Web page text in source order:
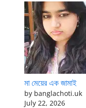
মা মেয়ের এক জামাই
by banglachoti.uk
July 22, 2026